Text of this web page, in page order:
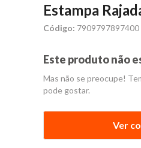
Estampa
Código: 7909797897400
Este produto não
Mas não se preocupe!
pode gostar.
Ver